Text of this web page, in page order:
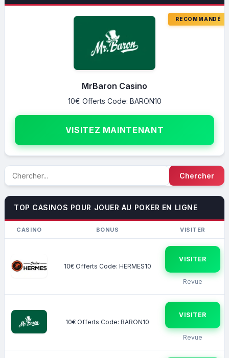
MrBaron Casino
10€ Offerts Code: BARON10
VISITEZ MAINTENANT
TOP CASINOS POUR JOUER AU POKER EN LIGNE
CASINO BONUS VISITER
10€ Offerts Code: HERMES10
VISITER
Revue
10€ Offerts Code: BARON10
VISITER
Revue